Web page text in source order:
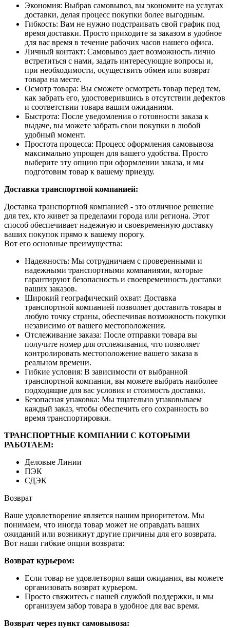
Экономия: Выбрав самовывоз, вы экономите на услугах
доставки, делая процесс покупки более выгодным.
Гибкость: Вам не нужно подстраивать свой график под
время доставки. Просто приходите за заказом в удобное
для вас время в течение рабочих часов нашего офиса.
Личный контакт: Самовывоз дает возможность лично
встретиться с нами, задать интересующие вопросы и,
при необходимости, осуществить обмен или возврат
товара на месте.
Осмотр товара: Вы сможете осмотреть товар перед тем,
как забрать его, удостоверившись в отсутствии дефектов
и соответствии товара вашим ожиданиям.
Быстрота: После уведомления о готовности заказа к
выдаче, вы можете забрать свои покупки в любой
удобный момент.
Простота процесса: Процесс оформления самовывоза
максимально упрощен для вашего удобства. Просто
выберите эту опцию при оформлении заказа, и мы
подготовим товар к вашему приезду.
Доставка транспортной компанией:
Доставка транспортной компанией - это отличное решение
для тех, кто живет за пределами города или региона. Этот
способ обеспечивает надежную и своевременную доставку
ваших покупок прямо к вашему порогу.
Вот его основные преимущества:
Надежность: Мы сотрудничаем с проверенными и
надежными транспортными компаниями, которые
гарантируют безопасность и своевременность доставки
ваших заказов.
Широкий географический охват: Доставка
транспортной компанией позволяет доставить товары в
любую точку страны, обеспечивая возможность покупки
независимо от вашего местоположения.
Отслеживание заказа: После отправки товара вы
получите номер для отслеживания, что позволяет
контролировать местоположение вашего заказа в
реальном времени.
Гибкие условия: В зависимости от выбранной
транспортной компании, вы можете выбрать наиболее
подходящие для вас условия и стоимость доставки.
Безопасная упаковка: Мы тщательно упаковываем
каждый заказ, чтобы обеспечить его сохранность во
время транспортировки.
ТРАНСПОРТНЫЕ КОМПАНИИ С КОТОРЫМИ
РАБОТАЕМ:
Деловые Линии
ПЭК
СДЭК
Возврат
Ваше удовлетворение является нашим приоритетом. Мы
понимаем, что иногда товар может не оправдать ваших
ожиданий или возникнут другие причины для его возврата.
Вот наши гибкие опции возврата:
Возврат курьером:
Если товар не удовлетворил ваши ожидания, вы можете
организовать возврат курьером.
Просто свяжитесь с нашей службой поддержки, и мы
организуем забор товара в удобное для вас время.
Возврат через пункт самовывоза: